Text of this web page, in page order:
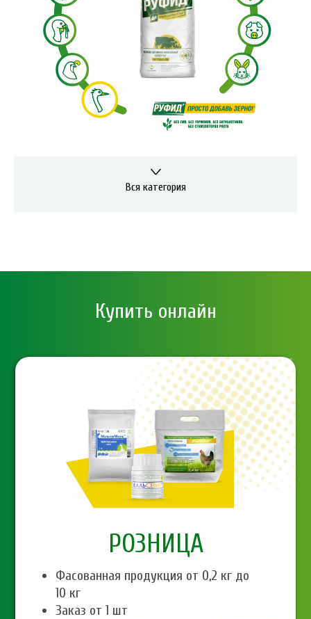
Вся категория
Купить онлайн
PОЗНИЦА
Фасованная продукция от 0,2 кг до
10 кг
Заказ от 1 шт